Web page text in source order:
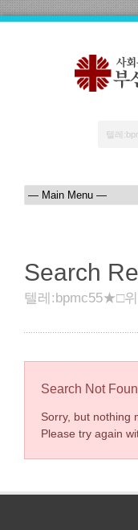
Search
텔레:bpmc55★□
Search Not
Sorry, but nothing
Please try again